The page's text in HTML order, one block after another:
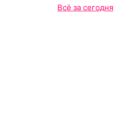
Всё за сегодня